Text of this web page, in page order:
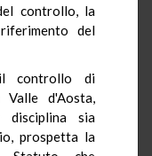
controllo, la
del
controllo di
d'Aosta,
sia
prospetta la